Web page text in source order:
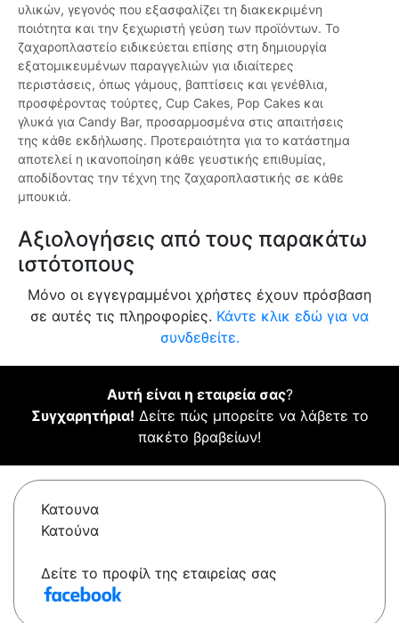
υλικών, γεγονός που εξασφαλίζει τη διακεκριμένη
ποιότητα και την ξεχωριστή γεύση των προϊόντων. Το
ζαχαροπλαστείο ειδικεύεται επίσης στη δημιουργία
εξατομικευμένων παραγγελιών για ιδιαίτερες
περιστάσεις, όπως γάμους, βαπτίσεις και γενέθλια,
προσφέροντας τούρτες, Cup Cakes, Pop Cakes και
γλυκά για Candy Bar, προσαρμοσμένα στις απαιτήσεις
της κάθε εκδήλωσης. Προτεραιότητα για το κατάστημα
αποτελεί η ικανοποίηση κάθε γευστικής επιθυμίας,
αποδίδοντας την τέχνη της ζαχαροπλαστικής σε κάθε
μπουκιά.
Αξιολογήσεις από τους παρακάτω
ιστότοπους
Μόνο οι εγγεγραμμένοι χρήστες έχουν πρόσβαση
σε αυτές τις πληροφορίες. Κάντε κλικ εδώ για να
συνδεθείτε.
Αυτή είναι η εταιρεία σας?
Συγχαρητήρια! Δείτε πώς μπορείτε να λάβετε το
πακέτο βραβείων!
Κατουνα
Κατούνα
Δείτε το προφίλ της εταιρείας σας